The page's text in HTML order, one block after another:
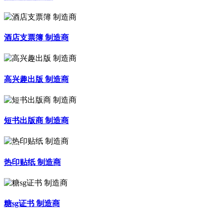
酒店支票簿 制造商
高兴趣出版 制造商
短书出版商 制造商
热印贴纸 制造商
糖sg证书 制造商